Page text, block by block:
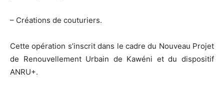
– Créations de couturiers.
Cette opération s’inscrit dans le cadre du Nouveau Projet
de Renouvellement Urbain de Kawéni et du dispositif
ANRU+.